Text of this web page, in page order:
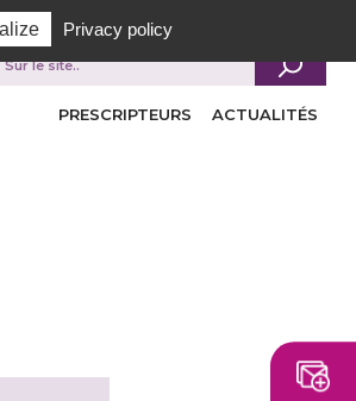
PRESCRIPTEURS ACTUALITÉS
recherchePrivacy policy